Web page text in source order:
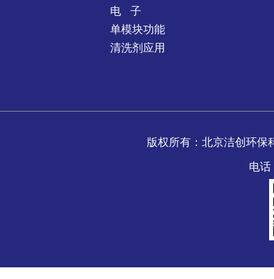
电 子
单模块功能
清洗剂应用
版权所有：北京洁创环
电话